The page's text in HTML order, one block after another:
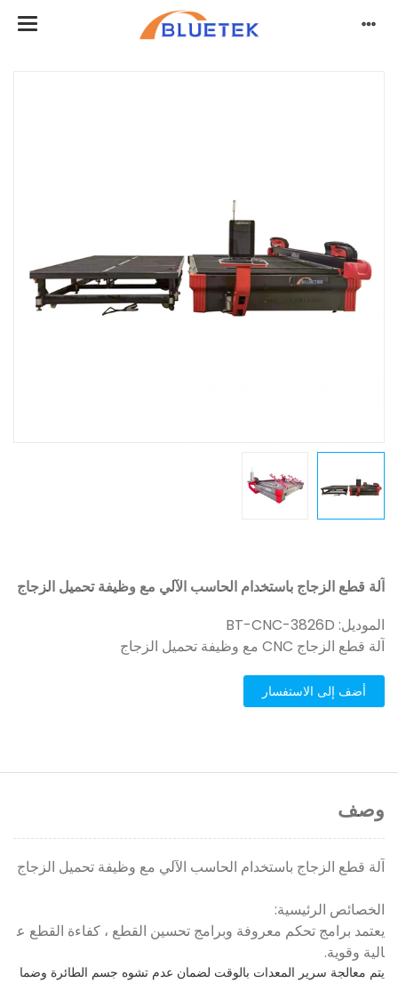
آلة قطع الزجاج باستخدام الحاسب الآلي مع وظيفة تحميل الزجاج
الموديل: BT-CNC-3826D
آلة قطع الزجاج CNC مع وظيفة تحميل الزجاج
أضف إلى الاستفسار
وصف
آلة قطع الزجاج باستخدام الحاسب الآلي مع وظيفة تحميل الزجاج
الخصائص الرئيسية:
يعتمد برامج تحكم معروفة وبرامج تحسين القطع ، كفاءة القطع ع
الية وقوية.
يتم معالجة سرير المعدات بالوقت لضمان عدم تشوه جسم الطائرة وضما